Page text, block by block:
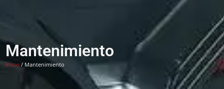
Mantenimiento
Inicio / Mantenimiento